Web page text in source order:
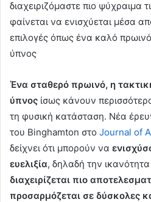
διαχειριζόμαστε πιο ψύχραιμα
φαίνεται να ενισχύεται μέσα
επιλογές όπως ένα καλό
ύπνος
Ένα σταθερό πρωινό, η
ύπνος ίσως κάνουν
τη φυσική κατάσταση. Νέα
του Binghamton στο Journal of
δείχνει ότι μπορούν να
ευελιξία, δηλαδή την
διαχειρίζεται πιο
προσαρμόζεται σε δύσκολες